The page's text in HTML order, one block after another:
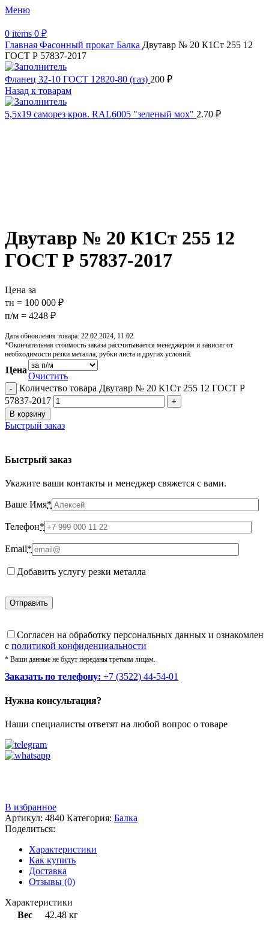
Меню
0 items 0 ₽
Главная Фасонный прокат Балка Двутавр № 20 К1Ст 255 12
ГОСТ Р 57837-2017
Фланец 32-10 ГОСТ 12820-80 (газ) 200 ₽
Назад к товарам
5,5х19 cаморез кров. RAL6005 "зеленый мох" 2.70 ₽
Двутавр № 20 К1Ст 255 12
ГОСТ Р 57837-2017
Цена за
тн = 100 000 ₽
п/м = 4248 ₽
Дата обновления товара: 22.02.2024, 11:02
*Окончательная стоимость заказа рассчитывается менеджером и зависит от
необходимости резки металла, рубки листа и других условий.
Цена
Очистить
Количество товара Двутавр № 20 К1Ст 255 12 ГОСТ Р
57837-2017
В корзину
Быстрый заказ
Быстрый заказ
Укажите ваши контакты и менеджер свяжется с вами.
Ваше Имя*
Телефон*
Email*
Добавить услугу резки металла
Cогласен на обработку персональных данных и ознакомлен
с политикой конфиденциальности
* Ваши данные не будут переданы третьим лицам.
Заказать по телефону: +7 (3522) 44-54-01
Нужна консультация?
Наши специалисты ответят на любой вопрос о товаре
В избранное
Артикул: 4840 Категория: Балка
Поделиться:
Характеристики
Как купить
Доставка
Отзывы (0)
Характеристики
Вес
42.48 кг